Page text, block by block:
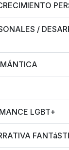
/
LGBT+